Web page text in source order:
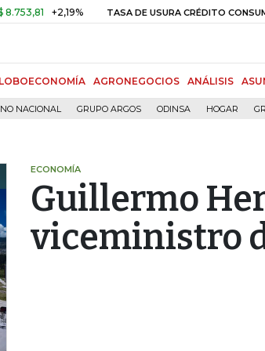
+2,19% TASA DE USURA CRÉDITO CONSUMO
AGRONEGOCIOS ANÁLISIS
NACIONAL GRUPO ARGOS ODINSA HOGAR
ECONOMÍA
Guillermo
viceministro